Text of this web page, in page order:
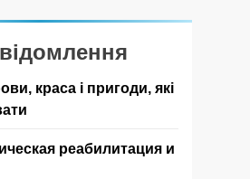
краса і пригоди, які
реабилитация и